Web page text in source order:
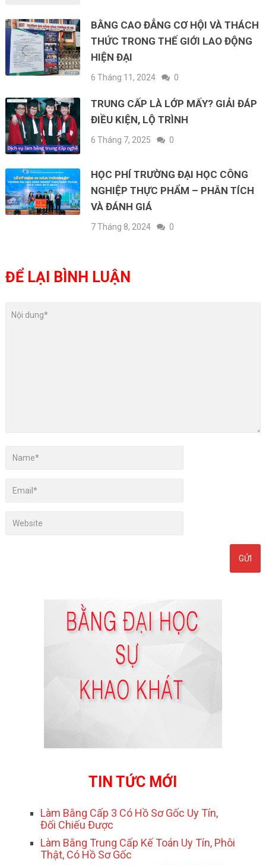
BẰNG CAO ĐẲNG CƠ HỘI VÀ THÁCH
THỨC TRONG THẾ GIỚI LAO ĐỘNG
HIỆN ĐẠI
6 Tháng 11, 2024 0
TRUNG CẤP LÀ LỚP MẤY? GIẢI ĐÁP
ĐIỀU KIỆN, LỘ TRÌNH
6 Tháng 7, 2025 0
HỌC PHÍ TRƯỜNG ĐẠI HỌC CÔNG
NGHIỆP THỰC PHẨM – PHÂN TÍCH
VÀ ĐÁNH GIÁ
7 Tháng 8, 2024 0
ĐỂ LẠI BÌNH LUẬN
TIN TỨC MỚI
Làm Bằng Cấp 3 Có Hồ Sơ Gốc Uy Tín,
Đối Chiếu Được
Làm Bằng Trung Cấp Kế Toán Uy Tín, Phôi
Thật, Có Hồ Sơ Gốc